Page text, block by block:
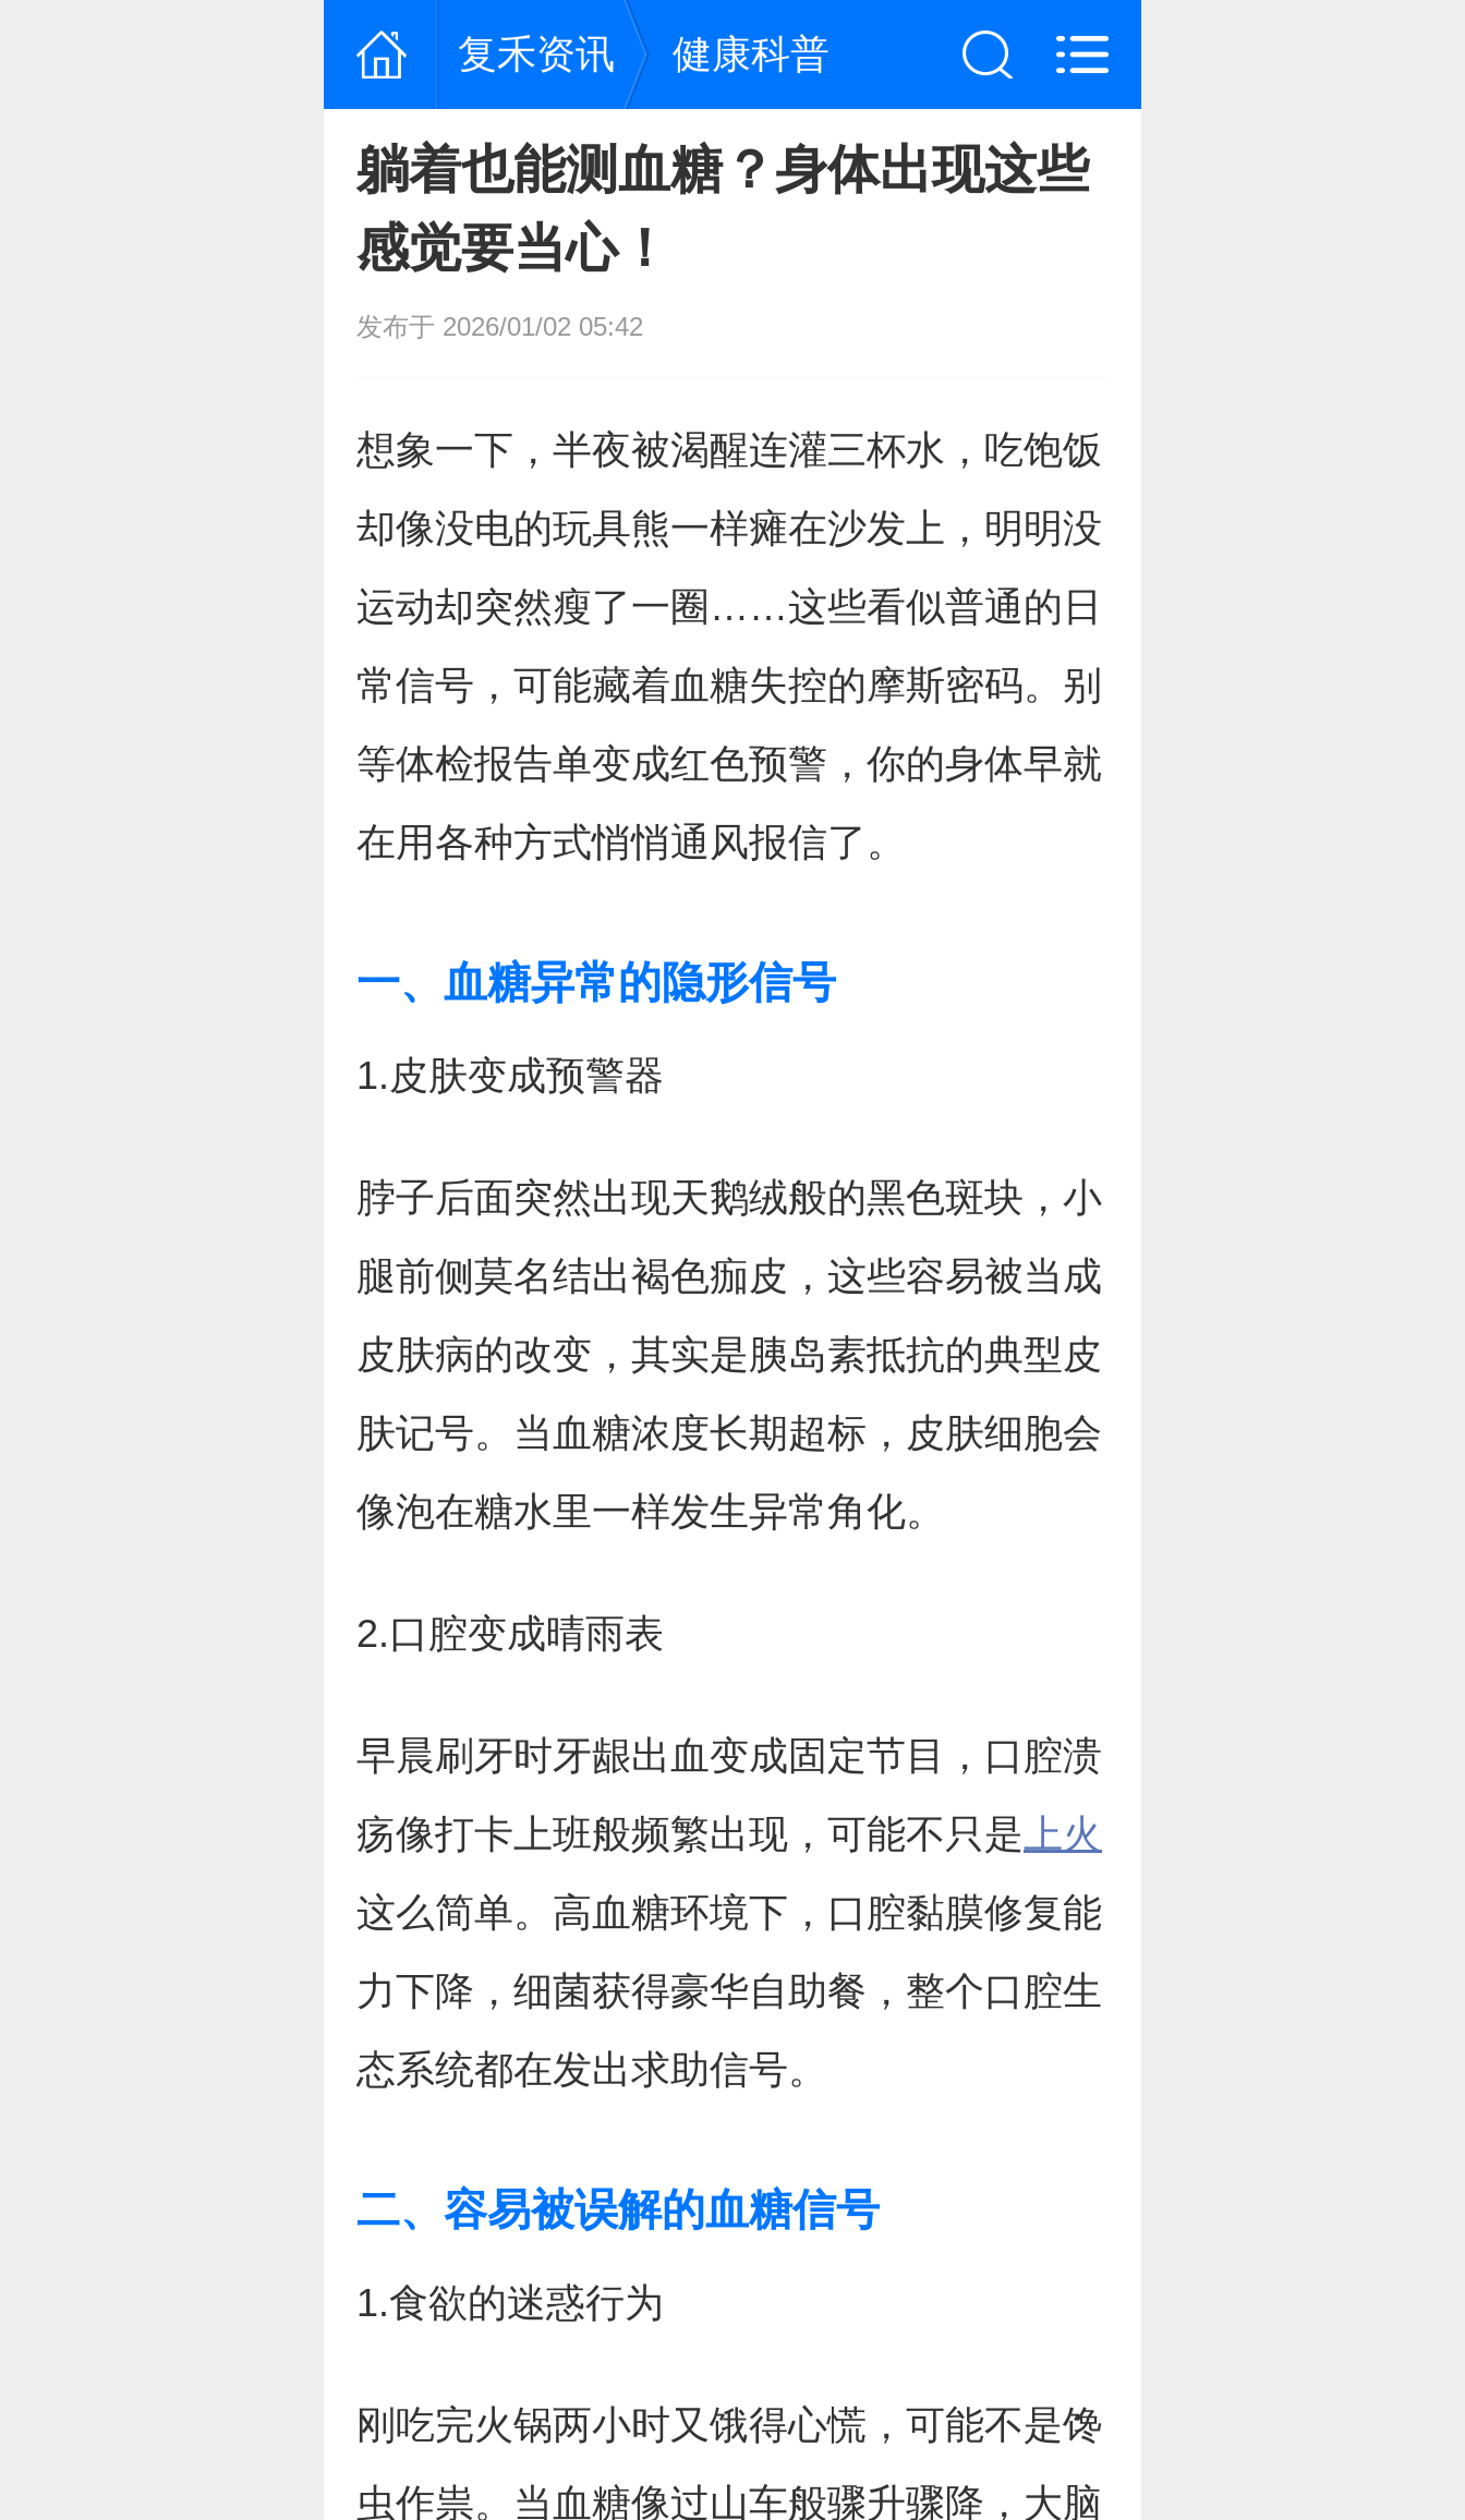
复禾资讯 健康科普
躺着也能测血糖？身体出现这些
感觉要当心！
发布于 2026/01/02 05:42
想象一下，半夜被渴醒连灌三杯水，吃饱饭
却像没电的玩具熊一样瘫在沙发上，明明没
运动却突然瘦了一圈……这些看似普通的日
常信号，可能藏着血糖失控的摩斯密码。别
等体检报告单变成红色预警，你的身体早就
在用各种方式悄悄通风报信了。
一、血糖异常的隐形信号
1.皮肤变成预警器
脖子后面突然出现天鹅绒般的黑色斑块，小
腿前侧莫名结出褐色痂皮，这些容易被当成
皮肤病的改变，其实是胰岛素抵抗的典型皮
肤记号。当血糖浓度长期超标，皮肤细胞会
像泡在糖水里一样发生异常角化。
2.口腔变成晴雨表
早晨刷牙时牙龈出血变成固定节目，口腔溃
疡像打卡上班般频繁出现，可能不只是 上火
这么简单。高血糖环境下，口腔黏膜修复能
力下降，细菌获得豪华自助餐，整个口腔生
态系统都在发出求助信号。
二、容易被误解的血糖信号
1.食欲的迷惑行为
刚吃完火锅两小时又饿得心慌，可能不是馋
虫作祟。当血糖像过山车般骤升骤降，大脑